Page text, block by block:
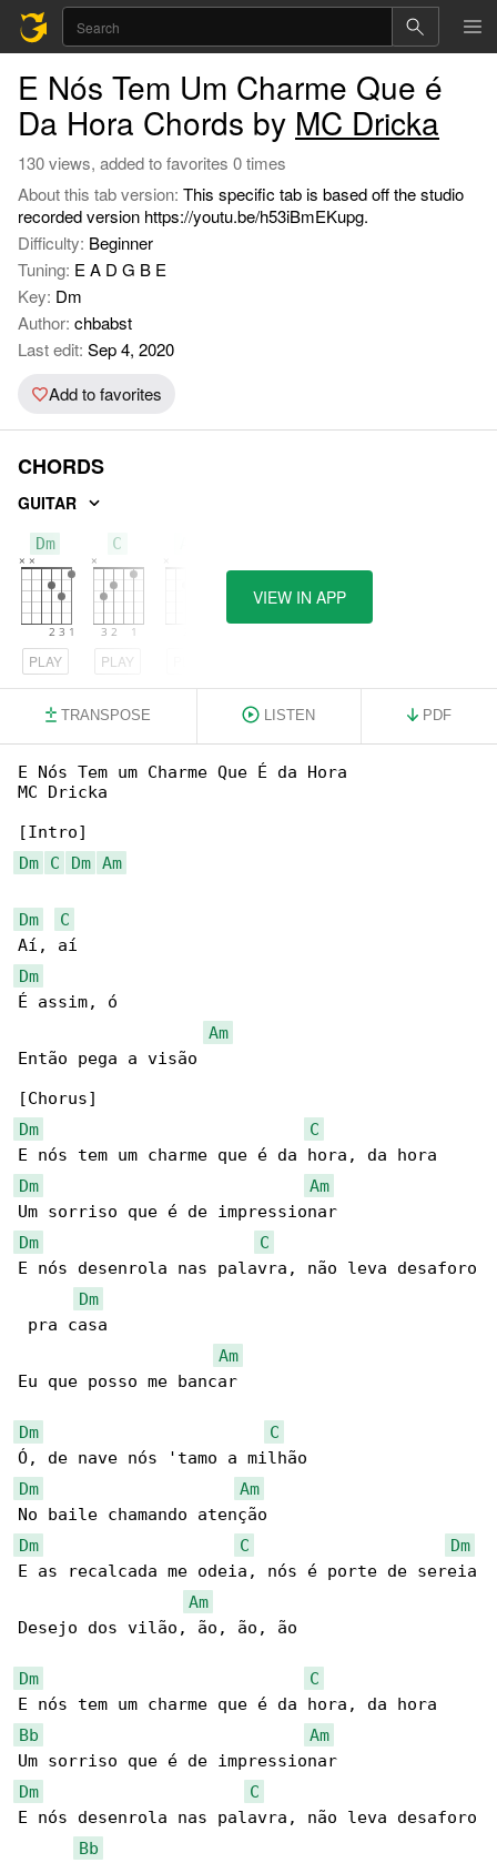
E Nós Tem Um Charme Que é
Da Hora Chords by MC Dricka
130 views, added to favorites 0 times
About this tab version: This specific tab is based off the studio
recorded version https://youtu.be/h53iBmEKupg.
Difficulty: Beginner
Tuning: E A D G B E
Key: Dm
Author: chbabst
Last edit: Sep 4, 2020
Add to favorites
CHORDS
GUITAR
Dm
PLAY
C
PLAY
VIEW IN APP
TRANSPOSE LISTEN PDF
E Nós Tem um Charme Que É da Hora
MC Dricka
Dm
C Dm Am
Dm
C
Dm
É assim, ó
Am
Então pega a visão
Dm
C
Dm
Am
Dm
C
E nós desenrola nas palavra, não leva desaforo
Dm
pra casa
Am
Eu que posso me bancar
Dm
C
Dm
Am
Dm
C
Dm
E as recalcada me odeia, nós é porte de sereia
Am
Desejo dos vilão, ão, ão, ão
Dm
C
Bb
Am
Dm
C
E nós desenrola nas palavra, não leva desaforo
Bb